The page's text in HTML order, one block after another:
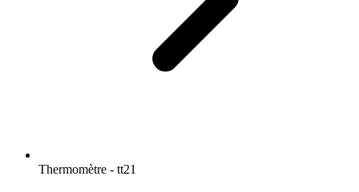
Thermomètre - tt21